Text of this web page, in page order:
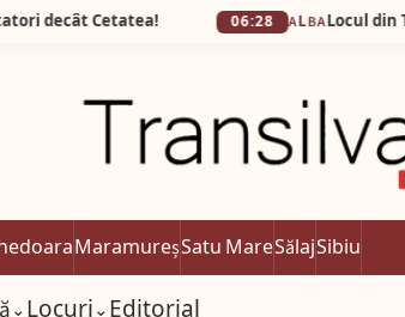
06:28 ALBALocul din Tunisia
MaramureșSatu MareSălajSibiu
⌄Locuri⌄Editorial